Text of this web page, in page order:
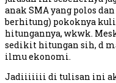
anak SMA yang polos
berhitung) pokoknya
hitungannya, wkwk.
sedikit hitungan sih, d
ilmu ekonomi.
Jadiiiiiii di tulisan ini